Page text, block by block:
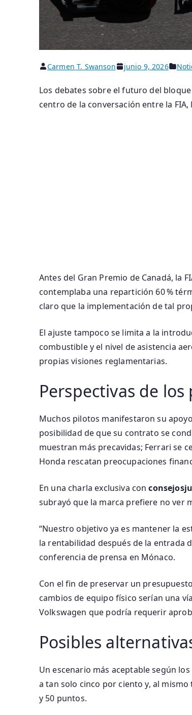
Carmen T. Swanson junio 9, 2026
Los debates sobre el futuro del
centro de la conversación entre la
Antes del Gran Premio de Canadá, la
contemplaba una repartición 60 %
claro que la implementación de tal
El ajuste tampoco se limita a la
combustible y el nivel de asistencia
propias visiones reglamentarias.
Perspectivas de
Muchos pilotos manifestaron su
posibilidad de que su contrato se
muestran más precavidas; Ferrari se
Honda rescatan preocupaciones
En una charla exclusiva con
subrayó que la marca prefiere no ver
“Nuestro objetivo ya es mantener la
la rentabilidad después de la entrada
conferencia de prensa en Mónaco.
Con el fin de preservar un
cambios de equipo físico serían una
Volkswagen que podría requerir
Posibles
Un escenario más aceptable según
a tan solo cinco por ciento y, al
y 50 puntos.